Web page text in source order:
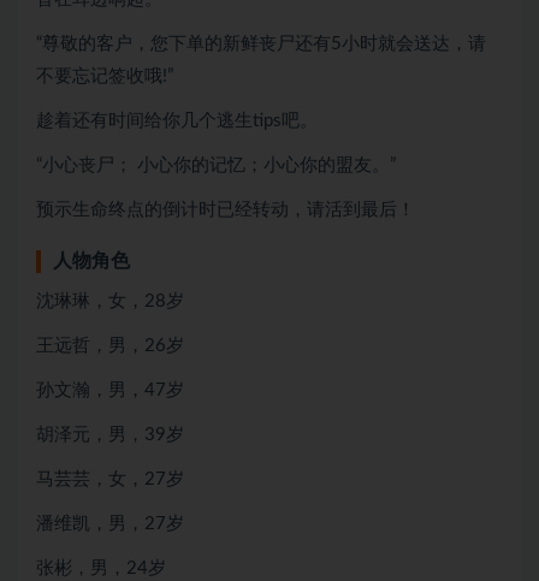
“尊敬的客户，您下单的新鲜丧尸还有5小时就会送达，请
不要忘记签收哦!”
趁着还有时间给你几个逃生tips吧。
“小心丧尸； 小心你的记忆；小心你的盟友。”
预示生命终点的倒计时已经转动，请活到最后！
人物角色
沈琳琳，女，28岁
王远哲，男，26岁
孙文瀚，男，47岁
胡泽元，男，39岁
马芸芸，女，27岁
潘维凯，男，27岁
张彬，男，24岁